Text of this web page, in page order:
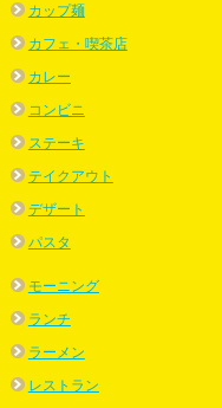
カップ麺
カフェ・喫茶店
カレー
コンビニ
ステーキ
テイクアウト
デザート
パスタ
モーニング
ランチ
ラーメン
レストラン